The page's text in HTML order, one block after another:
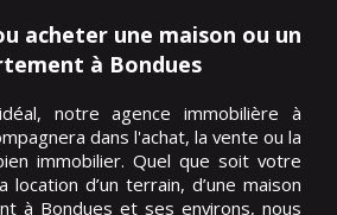
acheter une maison ou un
à Bondues
notre agence immobilière à
dans l'achat, la vente ou la
immobilier. Quel que soit votre
location d’un terrain, d’une maison
à Bondues et ses environs, nous